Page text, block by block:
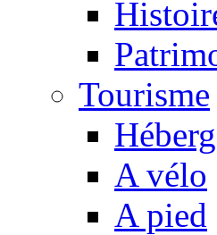
Tourisme
A vélo
A pied